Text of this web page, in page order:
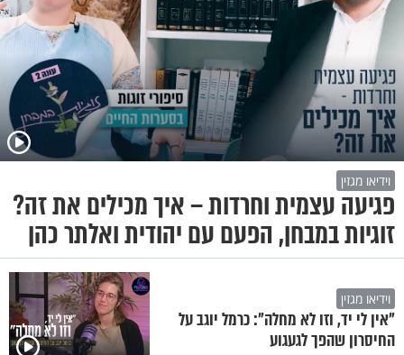
וידיאו מגזין
פגיעה עצמית וחרדות – איך מכילים את זה?
זוגיות במבחן, הפעם עם יהודית ואלתר כהן
וידיאו מגזין
"אין לי יד, וזו לא מחלה": כרמל יוגב על
החיסרון שהפך לגעגוע